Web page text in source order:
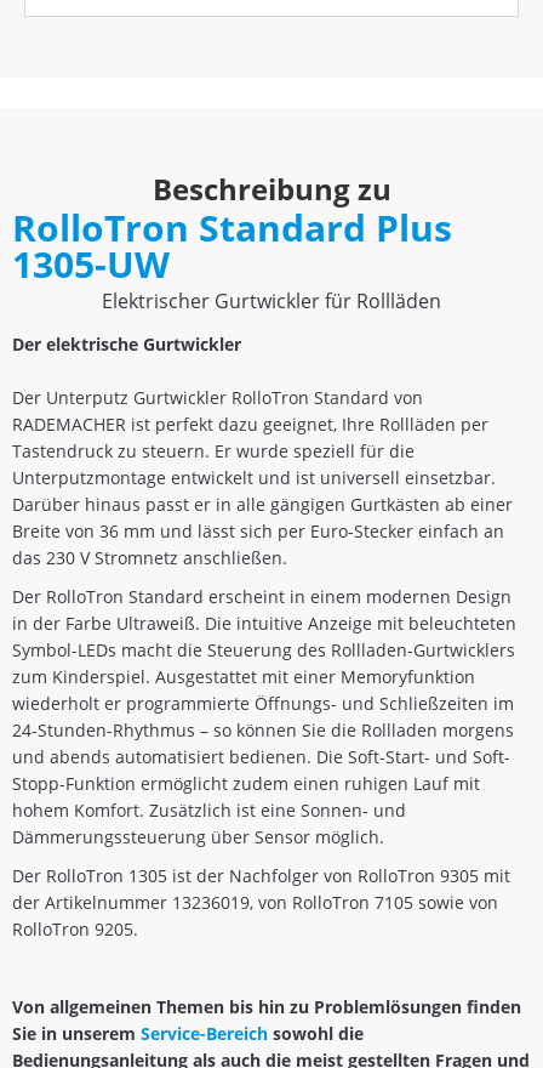
Beschreibung zu
RolloTron Standard Plus
1305-UW
Elektrischer Gurtwickler für Rollläden
Der elektrische Gurtwickler
Der Unterputz Gurtwickler RolloTron Standard von
RADEMACHER ist perfekt dazu geeignet, Ihre Rollläden per
Tastendruck zu steuern. Er wurde speziell für die
Unterputzmontage entwickelt und ist universell einsetzbar.
Darüber hinaus passt er in alle gängigen Gurtkästen ab einer
Breite von 36 mm und lässt sich per Euro-Stecker einfach an
das 230 V Stromnetz anschließen.
Der RolloTron Standard erscheint in einem modernen Design
in der Farbe Ultraweiß. Die intuitive Anzeige mit beleuchteten
Symbol-LEDs macht die Steuerung des Rollladen-Gurtwicklers
zum Kinderspiel. Ausgestattet mit einer Memoryfunktion
wiederholt er programmierte Öffnungs- und Schließzeiten im
24-Stunden-Rhythmus – so können Sie die Rollladen morgens
und abends automatisiert bedienen. Die Soft-Start- und Soft-
Stopp-Funktion ermöglicht zudem einen ruhigen Lauf mit
hohem Komfort. Zusätzlich ist eine Sonnen- und
Dämmerungssteuerung über Sensor möglich.
Der RolloTron 1305 ist der Nachfolger von RolloTron 9305 mit
der Artikelnummer 13236019, von RolloTron 7105 sowie von
RolloTron 9205.
Von allgemeinen Themen bis hin zu Problemlösungen finden
Sie in unserem Service-Bereich sowohl die
Bedienungsanleitung als auch die meist gestellten Fragen und